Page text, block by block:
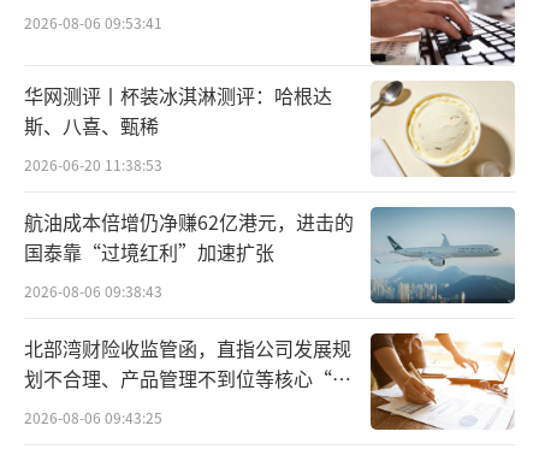
2026-08-06 09:53:41
华网测评丨杯装冰淇淋测评：哈根达
斯、八喜、甄稀
2026-06-20 11:38:53
航油成本倍增仍净赚62亿港元，进击的
国泰靠“过境红利”加速扩张
2026-08-06 09:38:43
北部湾财险收监管函，直指公司发展规
划不合理、产品管理不到位等核心“痛
点”
2026-08-06 09:43:25